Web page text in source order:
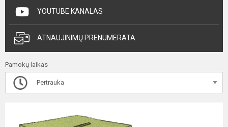
YOUTUBE KANALAS
ATNAUJINIMŲ PRENUMERATA
Pamokų laikas
Pertrauka